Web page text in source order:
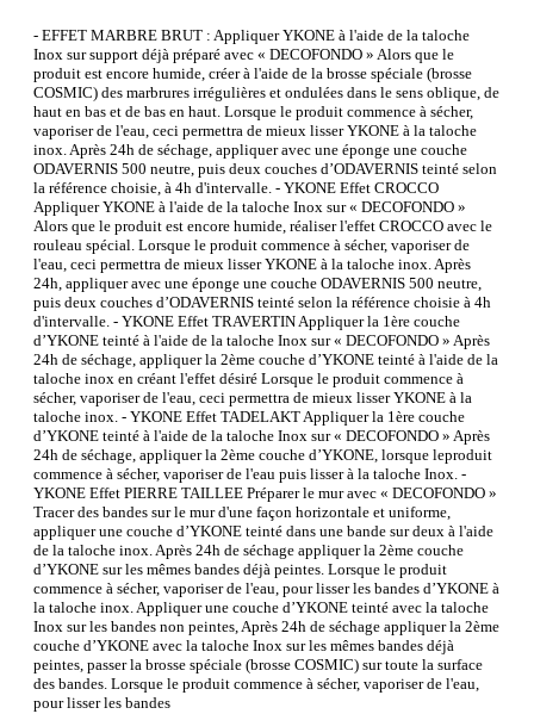
- EFFET MARBRE BRUT : Appliquer YKONE à l'aide de la taloche
Inox sur support déjà préparé avec « DECOFONDO » Alors que le
produit est encore humide, créer à l'aide de la brosse spéciale (brosse
COSMIC) des marbrures irrégulières et ondulées dans le sens oblique, de
haut en bas et de bas en haut. Lorsque le produit commence à sécher,
vaporiser de l'eau, ceci permettra de mieux lisser YKONE à la taloche
inox. Après 24h de séchage, appliquer avec une éponge une couche
ODAVERNIS 500 neutre, puis deux couches d’ODAVERNIS teinté selon
la référence choisie, à 4h d'intervalle. - YKONE Effet CROCCO
Appliquer YKONE à l'aide de la taloche Inox sur « DECOFONDO »
Alors que le produit est encore humide, réaliser l'effet CROCCO avec le
rouleau spécial. Lorsque le produit commence à sécher, vaporiser de
l'eau, ceci permettra de mieux lisser YKONE à la taloche inox. Après
24h, appliquer avec une éponge une couche ODAVERNIS 500 neutre,
puis deux couches d’ODAVERNIS teinté selon la référence choisie à 4h
d'intervalle. - YKONE Effet TRAVERTIN Appliquer la 1ère couche
d’YKONE teinté à l'aide de la taloche Inox sur « DECOFONDO » Après
24h de séchage, appliquer la 2ème couche d’YKONE teinté à l'aide de la
taloche inox en créant l'effet désiré Lorsque le produit commence à
sécher, vaporiser de l'eau, ceci permettra de mieux lisser YKONE à la
taloche inox. - YKONE Effet TADELAKT Appliquer la 1ère couche
d’YKONE teinté à l'aide de la taloche Inox sur « DECOFONDO » Après
24h de séchage, appliquer la 2ème couche d’YKONE, lorsque leproduit
commence à sécher, vaporiser de l'eau puis lisser à la taloche Inox. -
YKONE Effet PIERRE TAILLEE Préparer le mur avec « DECOFONDO »
Tracer des bandes sur le mur d'une façon horizontale et uniforme,
appliquer une couche d’YKONE teinté dans une bande sur deux à l'aide
de la taloche inox. Après 24h de séchage appliquer la 2ème couche
d’YKONE sur les mêmes bandes déjà peintes. Lorsque le produit
commence à sécher, vaporiser de l'eau, pour lisser les bandes d’YKONE à
la taloche inox. Appliquer une couche d’YKONE teinté avec la taloche
Inox sur les bandes non peintes, Après 24h de séchage appliquer la 2ème
couche d’YKONE avec la taloche Inox sur les mêmes bandes déjà
peintes, passer la brosse spéciale (brosse COSMIC) sur toute la surface
des bandes. Lorsque le produit commence à sécher, vaporiser de l'eau,
pour lisser les bandes